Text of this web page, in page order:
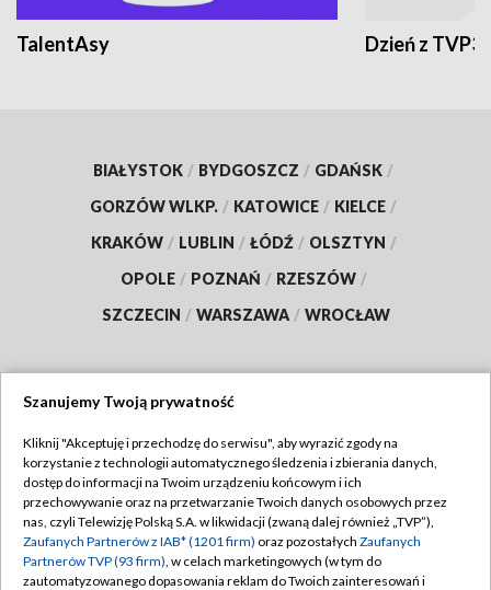
TalentAsy Dzień z TVP3
BIAŁYSTOK / BYDGOSZCZ / GDAŃSK /
GORZÓW WLKP. / KATOWICE / KIELCE /
KRAKÓW / LUBLIN / ŁÓDŹ / OLSZTYN /
OPOLE / POZNAŃ / RZESZÓW /
SZCZECIN / WARSZAWA / WROCŁAW
TVP
Abonament TVP
Emisja w TVP
Centrum informacji TVP
Regulamin TVP
Polityka prywatności
Moje zgody
Szanujemy Twoją prywatność
Kliknij "Akceptuję i przechodzę do serwisu", aby wyrazić zgody na
korzystanie z technologii automatycznego śledzenia i zbierania danych,
dostęp do informacji na Twoim urządzeniu końcowym i ich
przechowywanie oraz na przetwarzanie Twoich danych osobowych przez
nas, czyli Telewizję Polską S.A. w likwidacji (zwaną dalej również „TVP”),
Zaufanych Partnerów z IAB* (1201 firm) oraz pozostałych Zaufanych
Partnerów TVP (93 firm), w celach marketingowych (w tym do
zautomatyzowanego dopasowania reklam do Twoich zainteresowań i